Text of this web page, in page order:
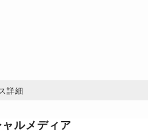
詳細
ルメディア